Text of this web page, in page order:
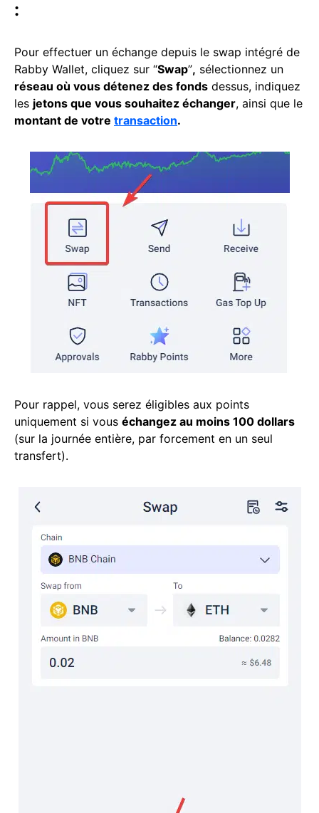
:
Pour effectuer un échange depuis le swap intégré de
Rabby Wallet, cliquez sur “Swap”, sélectionnez un
réseau où vous détenez des fonds dessus, indiquez
les jetons que vous souhaitez échanger, ainsi que le
montant de votre transaction.
Pour rappel, vous serez éligibles aux points
uniquement si vous échangez au moins 100 dollars
(sur la journée entière, par forcement en un seul
transfert).